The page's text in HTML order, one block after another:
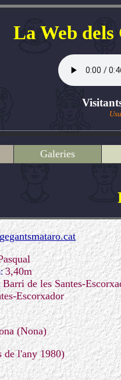
La Web
Galeries
3,40m
Barri de les Santes-
Escorxador
(Nona)
de l'any 1980)